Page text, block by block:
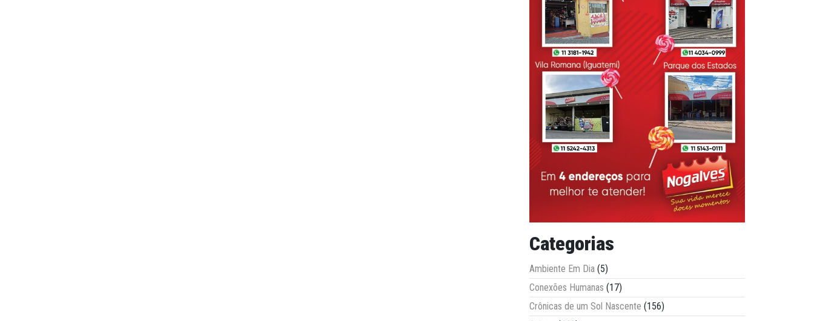
Categorias
Ambiente Em Dia (5)
Conexões Humanas (17)
Crônicas de um Sol Nascente (156)